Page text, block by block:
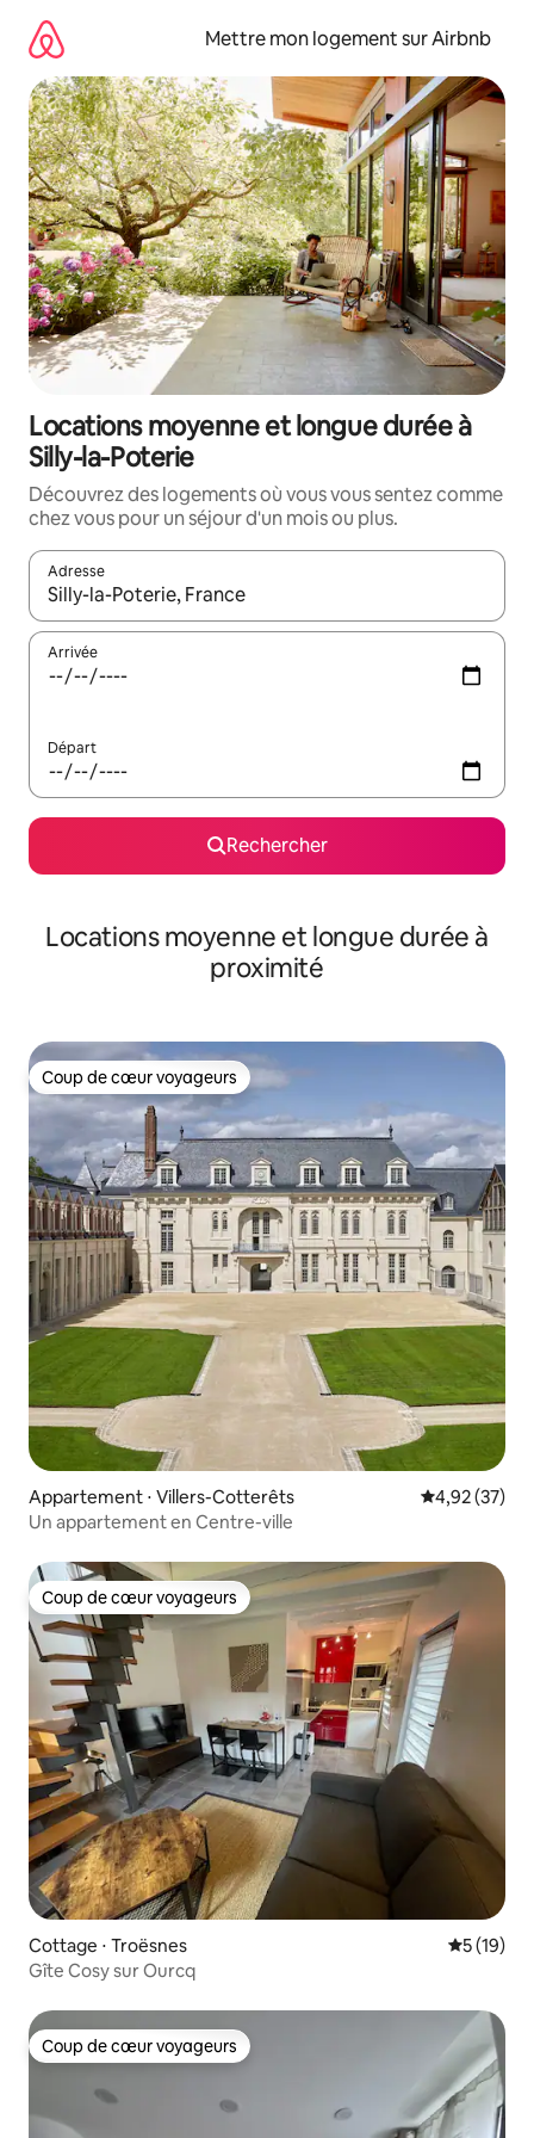
directement
contenu
Mettre mon logement sur Airbnb
Locations moyenne et longue durée à
Silly-la-Poterie
Découvrez des logements où vous vous sentez comme
chez vous pour un séjour d'un mois ou plus.
Adresse
Lorsque les résultats s'affichent, utilisez les flèches vers le
Arrivée
Départ
Rechercher
Locations moyenne et longue durée à
proximité
Coup de cœur voyageurs
Coup de cœur voyageurs
Appartement ⋅ Villers-Cotterêts Évaluation
4,92 (37)
Un appartement en Centre-ville
Coup de cœur voyageurs
Coup de cœur voyageurs
Cottage ⋅ Troësnes
5 (19)
Gîte Cosy sur Ourcq
Coup de cœur voyageurs
Coup de cœur voyageurs